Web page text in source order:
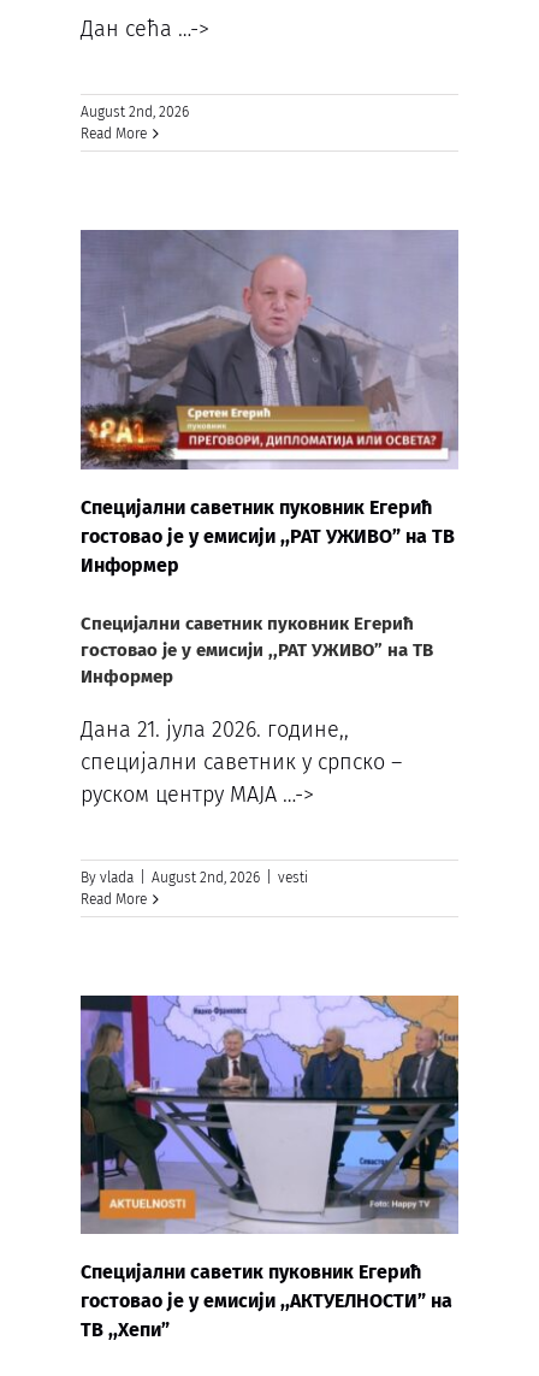
Дан сећа …->
August 2nd, 2026
Read More
Специјални саветник пуковник Егерић
гостовао је у емисији ,,РАТ УЖИВО” на ТВ
Информер
Специјални саветник пуковник Егерић
гостовао је у емисији ,,РАТ УЖИВО” на ТВ
Информер
Дана 21. јула 2026. године,,
специјални саветник у српско –
руском центру МАЈА …->
By vlada August 2nd, 2026
vesti
Read More
Специјални саветик пуковник Егерић
гостовао је у емисији ,,АКТУЕЛНОСТИ” на
ТВ ,,Хепи”